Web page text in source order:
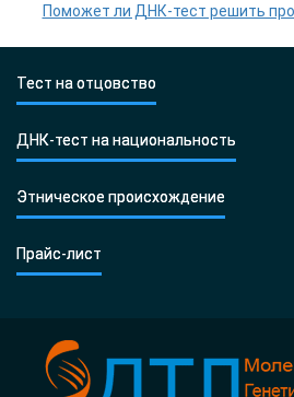
Поможет ли ДНК-тест решить
Тест на отцовство
ДНК-тест на национальность
Этническое происхождение
Прайс-лист